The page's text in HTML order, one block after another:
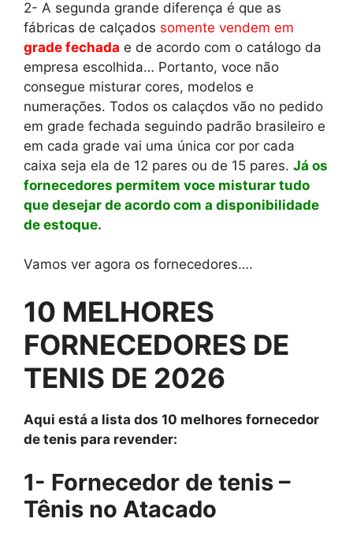
2- A segunda grande diferença é que as
fábricas de calçados somente vendem em
grade fechada e de acordo com o catálogo da
empresa escolhida… Portanto, voce não
consegue misturar cores, modelos e
numerações. Todos os calaçdos vão no pedido
em grade fechada seguindo padrão brasileiro e
em cada grade vai uma única cor por cada
caixa seja ela de 12 pares ou de 15 pares. Já os
fornecedores permitem voce misturar tudo
que desejar de acordo com a disponibilidade
de estoque.
Vamos ver agora os fornecedores….
10 MELHORES
FORNECEDORES DE
TENIS DE 2026
Aqui está a lista dos 10 melhores fornecedor
de tenis para revender:
1- Fornecedor de tenis –
Tênis no Atacado